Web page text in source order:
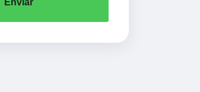
Enviar